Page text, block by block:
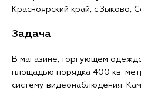
Красноярский край, с.Зыково,
Задача
В магазине, торгующем
площадью порядка 400 кв.
систему видеонаблюдения.